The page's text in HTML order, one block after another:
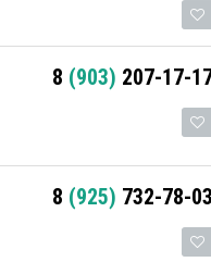
8 (903) 207-17-
8 (925) 732-78-03